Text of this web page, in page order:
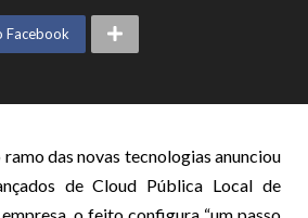
Facebook
das novas tecnologias anunciou
de Cloud Pública Local de